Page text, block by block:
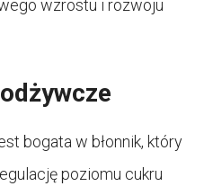
wzrostu i rozwoju
bogata w błonnik, który
poziomu cukru